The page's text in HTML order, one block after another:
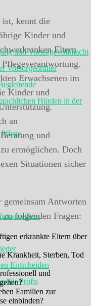
und Vorsorgevollmacht
Vorsorgeordner
Hürden in der
Entscheiden
für Profis
kennt die
Kinder und
Eltern
Erwachsenen im
Kinder und
an
und
ermöglichen. Doch
Situationen sicher
gemeinsam Antworten
folgenden Fragen:
erkrankte Eltern über
Krankheit, Sterben, Tod
und
Familien zur
einbinden?